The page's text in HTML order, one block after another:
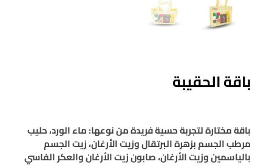
باقة الحقيبة
باقة مختارة لتجربة حسية فريدة من نوعها: ماء الورد، حليب
مرطب الجسم بزهرة البرتقال وزيت الأرغان، زيت الجسم
بالياسمين وزيت الأرغان، صابون زيت الأرغان والعكر الفاسي